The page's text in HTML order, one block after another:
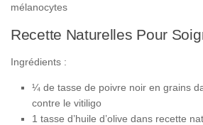
mélanocytes
Recette Naturelles Pour
Ingrédients :
¼ de tasse de poivre noir en grains
contre le vitiligo
1 tasse d’huile d’olive dans recette